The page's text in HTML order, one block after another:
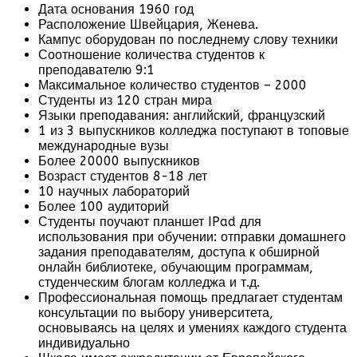
Дата основания 1960 год
Расположение Швейцария, Женева.
Кампус оборудован по последнему слову техники
Соотношение количества студентов к
преподавателю 9:1
Максимальное количество студентов – 2000
Студенты из 120 стран мира
Языки преподавания: английский, французский
1 из 3 выпускников колледжа поступают в топовые
международные вузы
Более 20000 выпускников
Возраст студентов 8-18 лет
10 научных лабораторий
Более 100 аудиторий
Студенты поучают планшет IPad для
использования при обучении: отправки домашнего
задания преподавателям, доступа к обширной
онлайн библиотеке, обучающим программам,
студенческим блогам колледжа и т.д.
Профессиональная помощь предлагает студентам
консультации по выбору университета,
основываясь на целях и умениях каждого студента
индивидуально